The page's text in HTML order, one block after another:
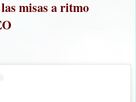
misas a ritmo